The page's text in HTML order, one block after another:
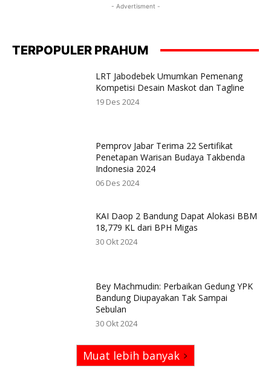
- Advertisment -
TERPOPULER PRAHUM
LRT Jabodebek Umumkan Pemenang
Kompetisi Desain Maskot dan Tagline
19 Des 2024
Pemprov Jabar Terima 22 Sertifikat
Penetapan Warisan Budaya Takbenda
Indonesia 2024
06 Des 2024
KAI Daop 2 Bandung Dapat Alokasi BBM
18,779 KL dari BPH Migas
30 Okt 2024
Bey Machmudin: Perbaikan Gedung YPK
Bandung Diupayakan Tak Sampai
Sebulan
30 Okt 2024
Muat lebih banyak